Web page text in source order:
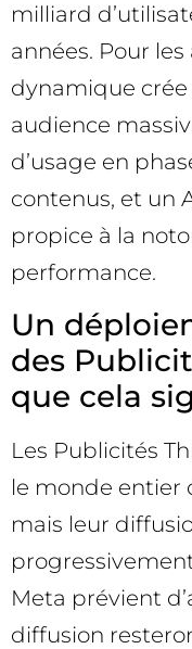
milliard
années. Pour
dynamique
audience
d’usage en
contenus, et un
propice à la
performance.
Un
des
que cela
Les Publicités
le monde entier
mais leur
Meta prévient
diffusion